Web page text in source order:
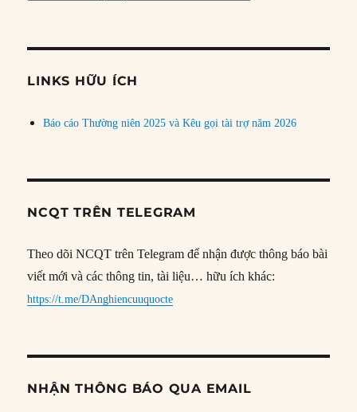
đề
LINKS HỮU ÍCH
Báo cáo Thường niên 2025 và Kêu gọi tài trợ năm 2026
NCQT TRÊN TELEGRAM
Theo dõi NCQT trên Telegram để nhận được thông báo bài
viết mới và các thông tin, tài liệu… hữu ích khác:
https://t.me/DAnghiencuuquocte
NHẬN THÔNG BÁO QUA EMAIL